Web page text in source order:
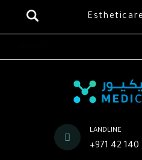
Estheticare
LANDLINE
+971 42 140